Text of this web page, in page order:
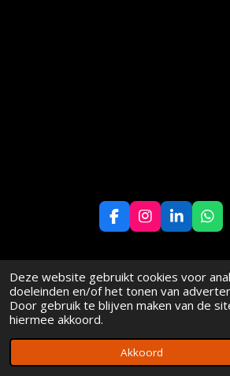
Deze website gebruikt cookies voor
doeleinden en/of het tonen van
Door gebruik te blijven maken van de
hiermee akkoord.
Akkoord
F
a
e
b
o
o
I
n
t
a
g
r
m
L
i
k
e
d
I
W
h
t
s
A
p
© 2024 - 2025 De Bruin Groep
Telefoonnummer